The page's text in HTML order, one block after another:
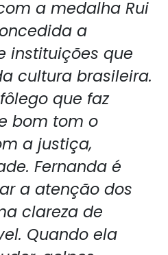
a medalha Rui
a
instituições que
cultura brasileira.
que faz
bom tom o
a justiça,
Fernanda é
a atenção dos
clareza de
Quando ela